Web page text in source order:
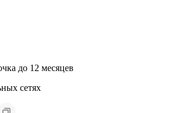
до 12 месяцев
сетях